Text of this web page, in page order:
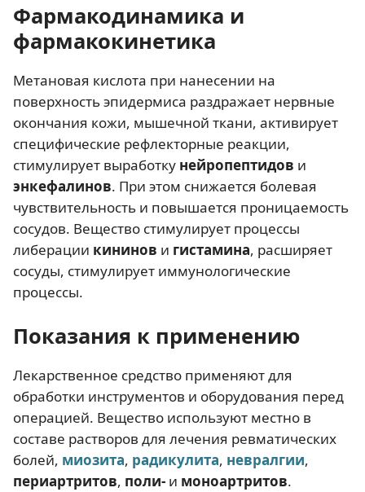
Фармакодинамика и
фармакокинетика
Метановая кислота при нанесении на
поверхность эпидермиса раздражает нервные
окончания кожи, мышечной ткани, активирует
специфические рефлекторные реакции,
стимулирует выработку нейропептидов и
энкефалинов. При этом снижается болевая
чувствительность и повышается проницаемость
сосудов. Вещество стимулирует процессы
либерации кининов и гистамина, расширяет
сосуды, стимулирует иммунологические
процессы.
Показания к применению
Лекарственное средство применяют для
обработки инструментов и оборудования перед
операцией. Вещество используют местно в
составе растворов для лечения ревматических
болей, миозита, радикулита, невралгии,
периартритов, поли- и моноартритов.